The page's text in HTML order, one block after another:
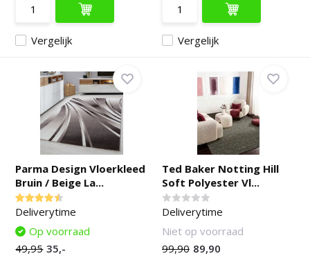
Vergelijk Vergelijk
Parma Design Vloerkleed
Bruin / Beige La...
Deliverytime
Op voorraad
49,95 35,-
Ted Baker Notting Hill
Soft Polyester Vl...
Deliverytime
Niet op voorraad
99,90 89,90